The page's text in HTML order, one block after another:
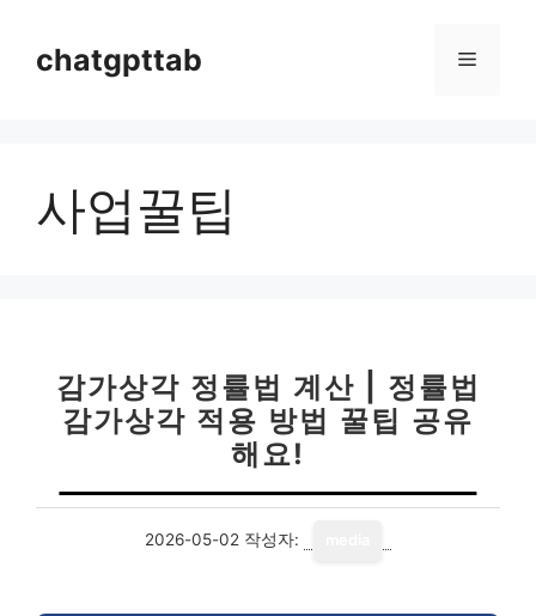
chatgpttab 메
사업꿀팁
감가상각 정률법 계산 | 정률법
감가상각 적용 방법 꿀팁 공유
해요!
2026-05-02 작성자: